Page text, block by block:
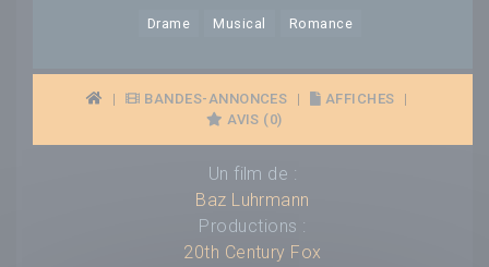
Drame Musical Romance
| BANDES-ANNONCES | AFFICHES
|
AVIS (0)
Un film de :
Baz Luhrmann
Productions :
20th Century Fox